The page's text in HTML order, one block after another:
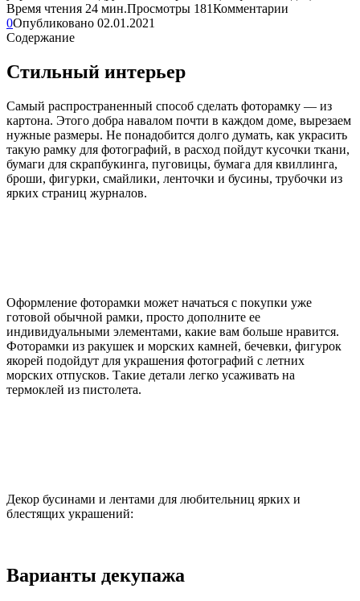
Время чтения 24 мин.Просмотры 181Комментарии
0Опубликовано 02.01.2021
Содержание
Стильный интерьер
Самый распространенный способ сделать фоторамку — из
картона. Этого добра навалом почти в каждом доме, вырезаем
нужные размеры. Не понадобится долго думать, как украсить
такую рамку для фотографий, в расход пойдут кусочки ткани,
бумаги для скрапбукинга, пуговицы, бумага для квиллинга,
броши, фигурки, смайлики, ленточки и бусины, трубочки из
ярких страниц журналов.
Оформление фоторамки может начаться с покупки уже
готовой обычной рамки, просто дополните ее
индивидуальными элементами, какие вам больше нравится.
Фоторамки из ракушек и морских камней, бечевки, фигурок
якорей подойдут для украшения фотографий с летних
морских отпусков. Такие детали легко усаживать на
термоклей из пистолета.
Декор бусинами и лентами для любительниц ярких и
блестящих украшений:
Варианты декупажа